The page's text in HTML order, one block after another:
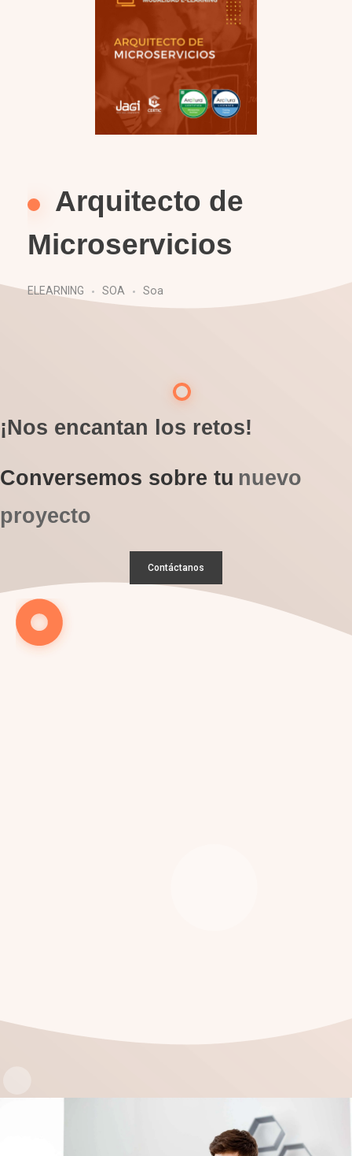
Arquitecto de
Microservicios
ELEARNING SOA Soa
¡Nos encantan los retos!
Conversemos sobre tu nuevo
proyecto
Contáctanos